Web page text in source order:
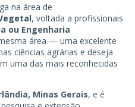
na área de
, voltada a profissionais
ou Engenharia
área — uma excelente
ciências agrárias e deseja
uma das mais reconhecidas
Minas Gerais, e é